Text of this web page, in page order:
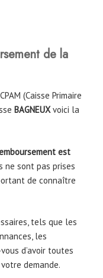
de la
(Caisse Primaire
BAGNEUXvoici la
est
ne sont pas prises
de connaître
tels que les
les
d’avoir toutes
demande.